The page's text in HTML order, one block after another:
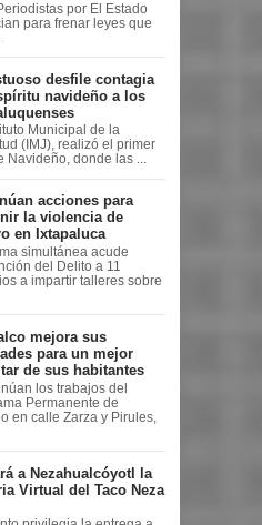
por El Estado
para frenar leyes que
desfile contagia
navideño a los
Municipal de la
(IMJ), realizó el primer
Navideño, donde las ...
acciones para
la violencia de
en Ixtapaluca
simultánea acude
del Delito a 11
a impartir talleres sobre
mejora sus
para un mejor
de sus habitantes
los trabajos del
Permanente de
en calle Zarza y Pirules,
a Nezahualcóyotl la
Virtual del Taco Neza